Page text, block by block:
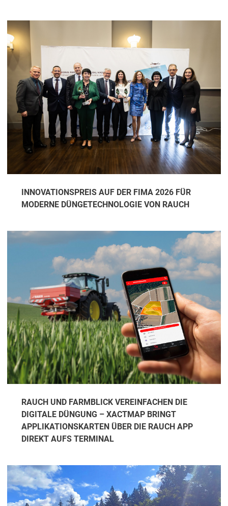
INNOVATIONSPREIS AUF DER FIMA 2026 FÜR
MODERNE DÜNGETECHNOLOGIE VON RAUCH
RAUCH UND FARMBLICK VEREINFACHEN DIE
DIGITALE DÜNGUNG – XACTMAP BRINGT
APPLIKATIONSKARTEN ÜBER DIE RAUCH APP
DIREKT AUFS TERMINAL